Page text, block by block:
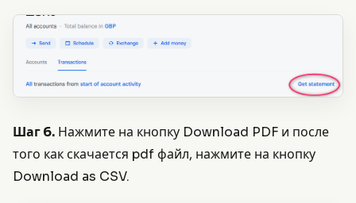
Шаг 6. Нажмите на кнопку Download PDF и после
того как скачается pdf файл, нажмите на кнопку
Download as CSV.